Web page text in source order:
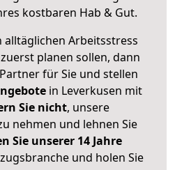
kostbaren Hab & Gut.
alltäglichen Arbeitsstress
planen sollen, dann
für Sie und stellen
in Leverkusen mit
Sie nicht, unsere
nehmen und lehnen Sie
Sie unserer 14 Jahre
und holen Sie